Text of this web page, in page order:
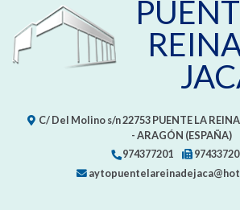
C/ Del Molino s/n22753PUENTE LA
- ARAGÓN (ESPAÑA)
974377201